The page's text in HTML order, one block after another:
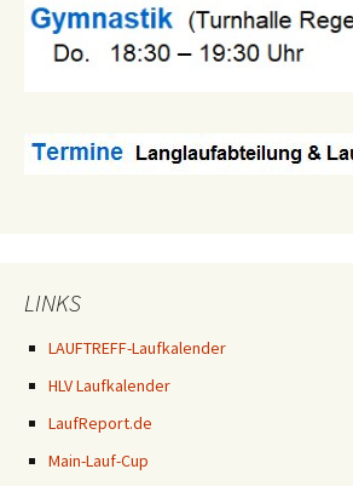
LINKS
LAUFTREFF-Laufkalender
HLV Laufkalender
LaufReport.de
Main-Lauf-Cup